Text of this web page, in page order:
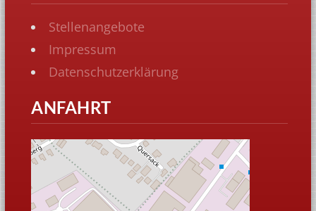
Stellenangebote
Impressum
Datenschutzerklärung
ANFAHRT